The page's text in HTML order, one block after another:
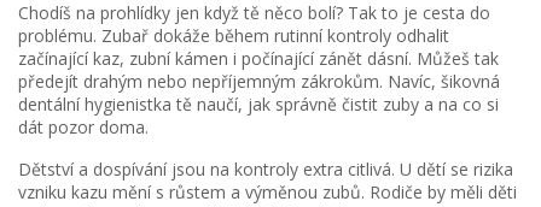
Chodíš na prohlídky jen když tě něco bolí? Tak to je cesta do
problému. Zubař dokáže během rutinní kontroly odhalit
začínající kaz, zubní kámen i počínající zánět dásní. Můžeš tak
předejít drahým nebo nepříjemným zákrokům. Navíc, šikovná
dentální hygienistka tě naučí, jak správně čistit zuby a na co si
dát pozor doma.
Dětství a dospívání jsou na kontroly extra citlivá. U dětí se rizika
vzniku kazu mění s růstem a výměnou zubů. Rodiče by měli děti